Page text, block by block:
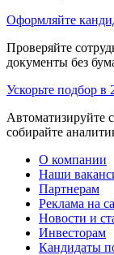
Оформляйте
Проверяйте
документы без
Ускорьте подбор в
Автоматизируйте
собирайте
О компании
Наши
Партнерам
Реклама на
Новости и
Инвесторам
Кандидаты